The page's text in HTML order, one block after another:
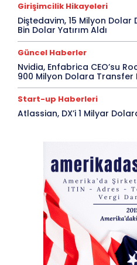
Girişimcilik Hikayeleri
Diştedavim, 15 Milyon
Bin Dolar Yatırım Aldı
Güncel Haberler
Nvidia, Enfabrica CEO’su
900 Milyon Dolara Transfer
Start-up Haberleri
Atlassian, DX’i 1 Milyar